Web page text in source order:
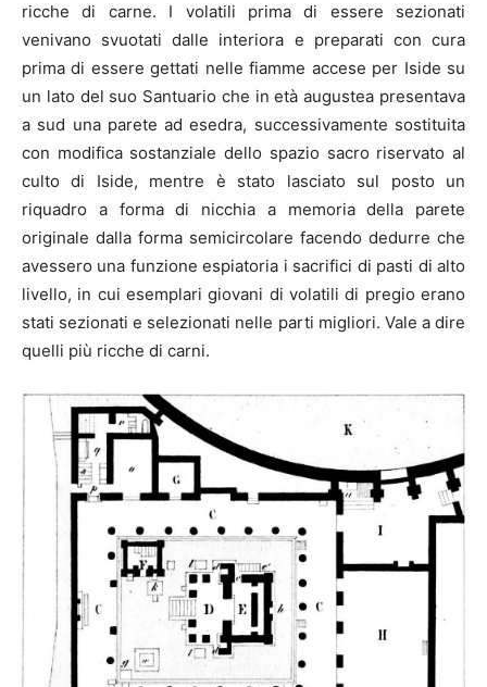
ricche di carne. I volatili prima di essere sezionati
venivano svuotati dalle interiora e preparati con cura
prima di essere gettati nelle fiamme accese per Iside su
un lato del suo Santuario che in età augustea presentava
a sud una parete ad esedra, successivamente sostituita
con modifica sostanziale dello spazio sacro riservato al
culto di Iside, mentre è stato lasciato sul posto un
riquadro a forma di nicchia a memoria della parete
originale dalla forma semicircolare facendo dedurre che
avessero una funzione espiatoria i sacrifici di pasti di alto
livello, in cui esemplari giovani di volatili di pregio erano
stati sezionati e selezionati nelle parti migliori. Vale a dire
quelli più ricche di carni.